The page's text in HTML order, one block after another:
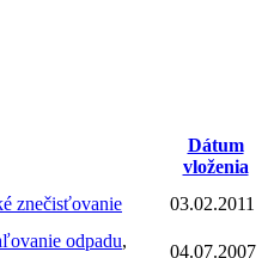
Dátum
vloženia
znečisťovanie 03.02.2011
odpadu,
04.07.2007